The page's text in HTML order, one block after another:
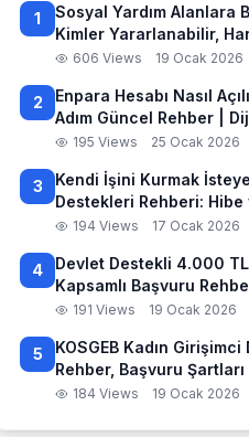
1
Sosyal Yardım Alanlara
Kimler Yararlanabilir,
ve Başvuru Süreci
606 Views 19 Ocak 2026
2
Enpara Hesabı Nasıl
Adım Güncel Rehber |
195 Views 25 Ocak 2026
3
Kendi İşini Kurmak
Destekleri Rehberi: Hibe
194 Views 17 Ocak 2026
4
Devlet Destekli 4.000 TL
Kapsamlı Başvuru
191 Views 19 Ocak 2026
5
KOSGEB Kadın
Rehber, Başvuru
184 Views 19 Ocak 2026